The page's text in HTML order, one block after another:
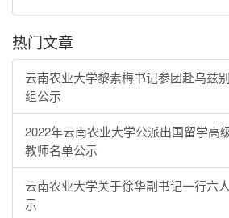
热门文章
云南农业大学黎素梅书记参团赴乌兹
组公示
2022年云南农业大学公派出国留学高
教师名单公示
云南农业大学关于徐华副书记一行六
示